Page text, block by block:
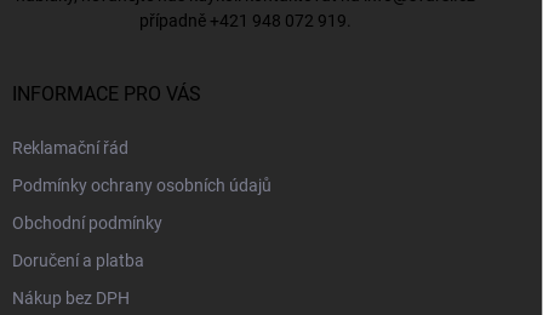
případně +421 948 072 919
INFORMACE PRO VÁS
Reklamační řád
Podmínky ochrany osobních údajů
Obchodní podmínky
Doručení a platba
Nákup bez DPH